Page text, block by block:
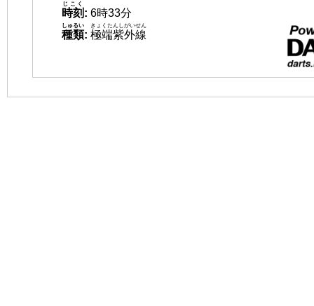
時刻
じこく
: 6時33分
種類
しゅるい
: 極端紫外線
きょくたんしがいせん